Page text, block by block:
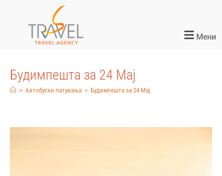
Мени
Будимпешта за 24 Mај
> Автобуски патувања > Будимпешта за 24 Mај